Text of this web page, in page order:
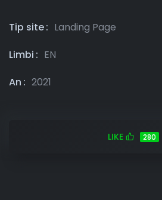
Tip site
Landing Page
Limbi
EN
An
2021
LIKE 280